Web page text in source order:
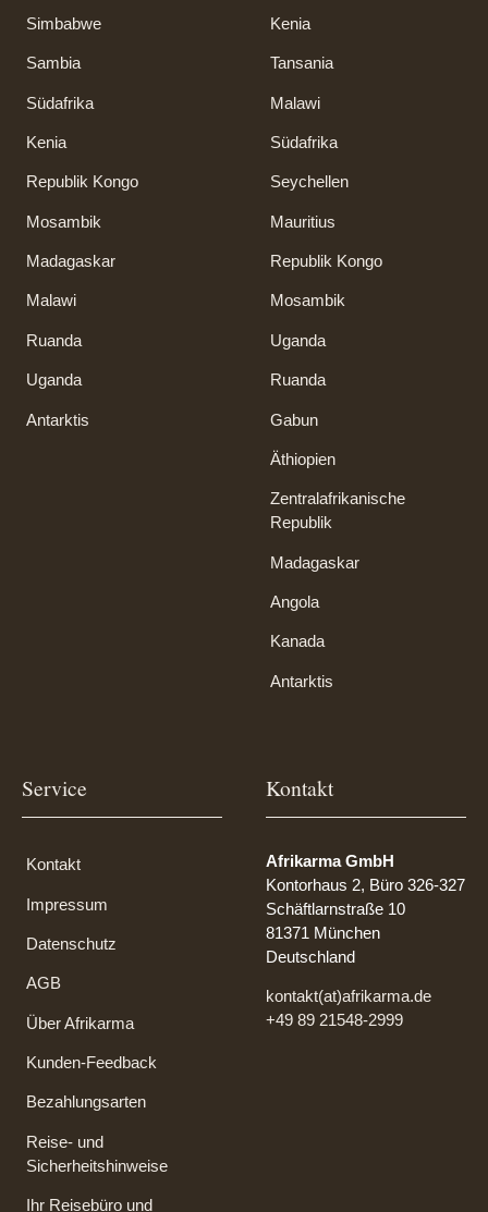
Simbabwe
Sambia
Südafrika
Kenia
Republik Kongo
Mosambik
Madagaskar
Malawi
Ruanda
Uganda
Antarktis
Kenia
Tansania
Malawi
Südafrika
Seychellen
Mauritius
Republik Kongo
Mosambik
Uganda
Ruanda
Gabun
Äthiopien
Zentralafrikanische
Republik
Madagaskar
Angola
Kanada
Antarktis
Service
Kontakt
Impressum
Datenschutz
AGB
Über Afrikarma
Kunden-Feedback
Bezahlungsarten
Reise- und
Sicherheitshinweise
Ihr Reisebüro und
Kontakt
Afrikarma GmbH
Kontorhaus 2, Büro 326-327
Schäftlarnstraße 10
81371 München
Deutschland
kontakt(at)afrikarma.de
+49 89 21548-2999